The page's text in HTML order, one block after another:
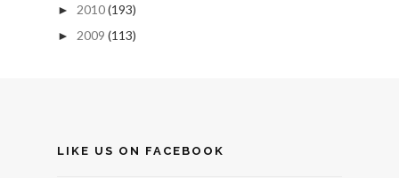
► 2010(193)
► 2009 (113)
LIKE US ON FACEBOOK